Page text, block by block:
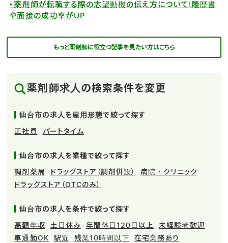
・薬剤師が転職する際の志望動機の伝え方について!履歴書
や面接の成功率がUP
もっと薬剤師に役立つ記事を見たい方はこちら
薬剤師求人の検索条件を変更
仙台市の求人を雇用形態で絞って探す
正社員
パートタイム
仙台市の求人を業種で絞って探す
調剤薬局
ドラッグストア（調剤併設）
病院・クリニック
ドラッグストア（OTCのみ）
仙台市の求人を条件で絞って探す
高額年収
土日休み 年間休日120日以上
未経験者歓迎
車通勤OK
駅近 残業10時間以下
在宅業務あり